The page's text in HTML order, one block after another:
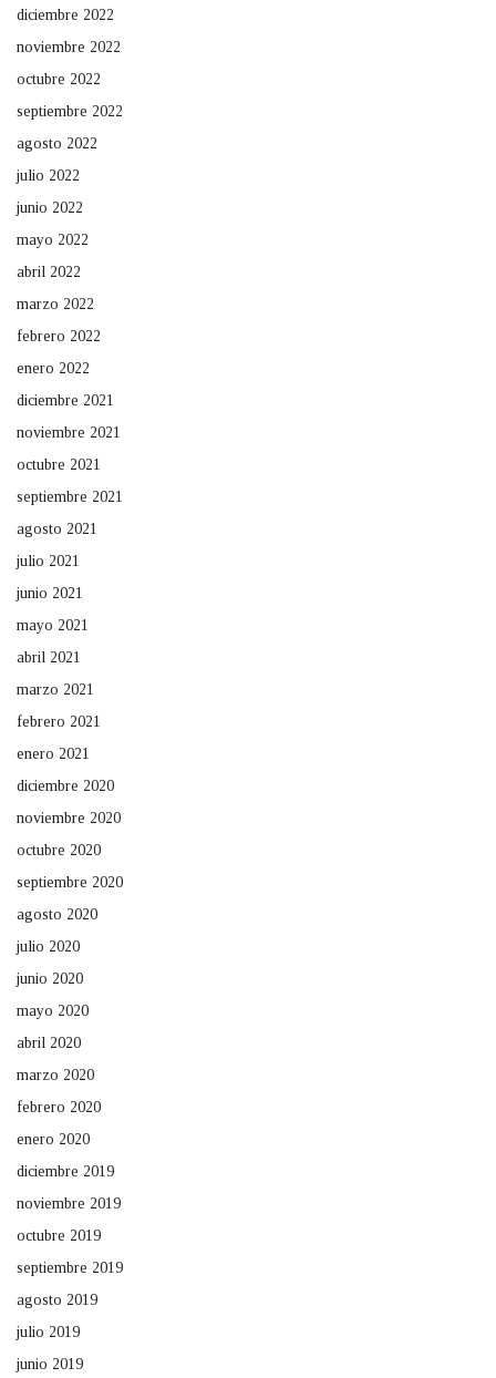
diciembre 2022
noviembre 2022
octubre 2022
septiembre 2022
agosto 2022
julio 2022
junio 2022
mayo 2022
abril 2022
marzo 2022
febrero 2022
enero 2022
diciembre 2021
noviembre 2021
octubre 2021
septiembre 2021
agosto 2021
julio 2021
junio 2021
mayo 2021
abril 2021
marzo 2021
febrero 2021
enero 2021
diciembre 2020
noviembre 2020
octubre 2020
septiembre 2020
agosto 2020
julio 2020
junio 2020
mayo 2020
abril 2020
marzo 2020
febrero 2020
enero 2020
diciembre 2019
noviembre 2019
octubre 2019
septiembre 2019
agosto 2019
julio 2019
junio 2019